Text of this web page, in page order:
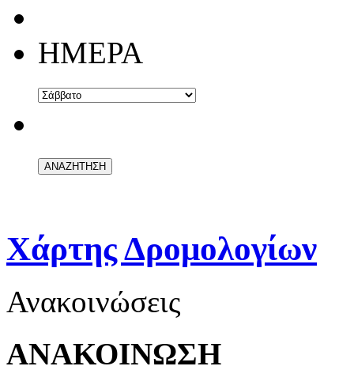
ΗΜΕΡΑ
Χάρτης Δρομολογίων
Ανακοινώσεις
ΑΝΑΚΟΙΝΩΣΗ